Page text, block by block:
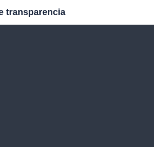
transparencia